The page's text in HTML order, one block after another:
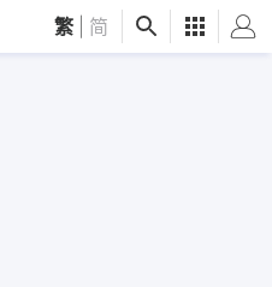
繁 简